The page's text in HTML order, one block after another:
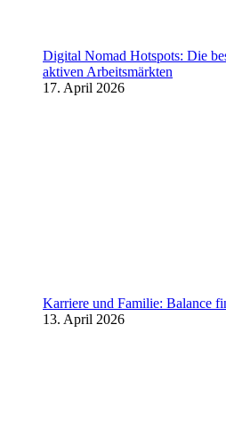
Digital Nomad Hotspots: Die
aktiven Arbeitsmärkten
17. April 2026
Karriere und Familie: Balance
13. April 2026